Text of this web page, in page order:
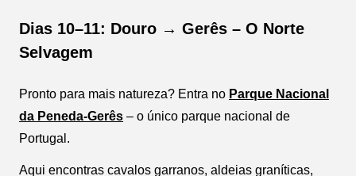
Dias 10–11: Douro → Gerês – O Norte
Selvagem
Pronto para mais natureza? Entra no Parque Nacional
da Peneda-Gerês – o único parque nacional de
Portugal.
Aqui encontras cavalos garranos, aldeias graníticas,